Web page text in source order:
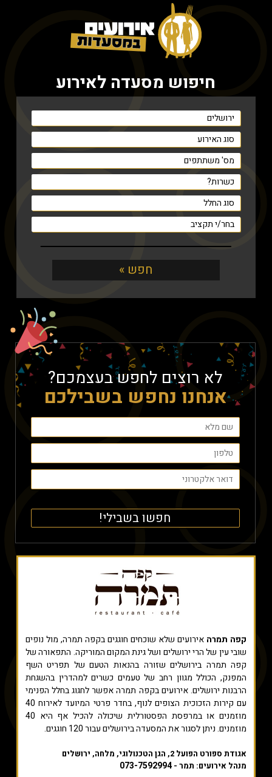
חיפוש מסעדה לאירוע
לא רוצים לחפש בעצמכם?
אנחנו נחפש בשבילכם
קפה תמרה אירועים שלא שוכחים חוגגים בקפה תמרה, מול נופים
שובי עין של הרי ירושלים ושל גינת המקום המוריקה. התפאורה של
קפה תמרה בירושלים שזורה בהנאות הטעם של תפריט השף
המפנק, הכולל מגוון רחב של טעמים כשרים למהדרין בהשגחת
הרבנות ירושלים. אירועים בקפה תמרה אפשר לחגוג בחלל הפנימי
עם קירות הזכוכית הצופים לנוף, בחדר פרטי המיועד לאירוח 40
מוזמנים או במרפסת הפסטורלית שיכולה להכיל אף היא 40
מוזמנים. ניתן לסגור את המסעדה בירושלים עבור 120 חוגגים.
אגודת ספורט הפועל 2, הגן הטכנולוגי, מלחה, ירושלים
מנהל אירועים: תמר -073-7592994